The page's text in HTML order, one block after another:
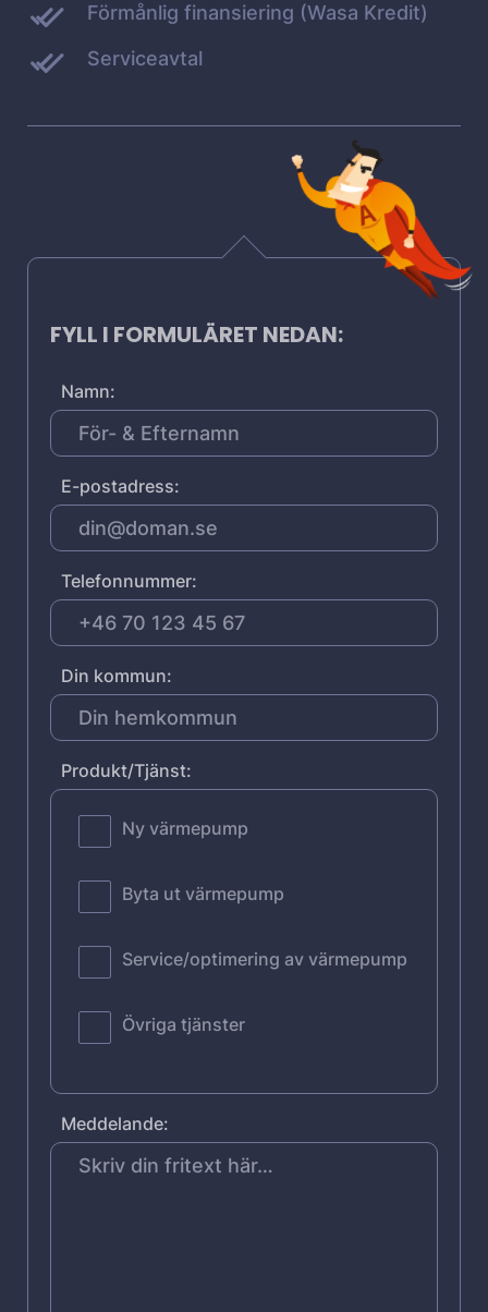
Förmånlig finansiering (Wasa Kredit)
Serviceavtal
FYLL I FORMULÄRET NEDAN:
Namn:
E-postadress:
Telefonnummer:
Din kommun:
Produkt/Tjänst:
Ny värmepump
Byta ut värmepump
Service/optimering av värmepump
Övriga tjänster
Meddelande: